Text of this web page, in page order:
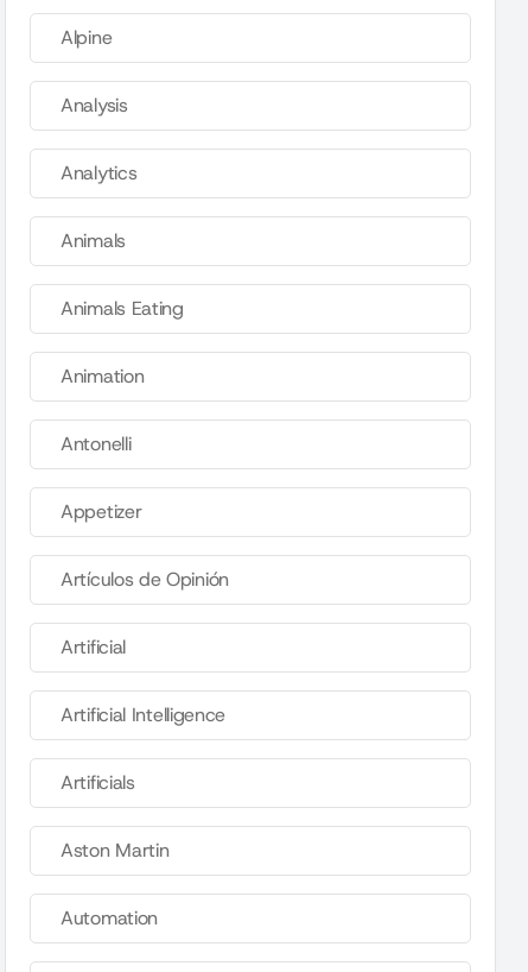
Alpine
Analysis
Analytics
Animals
Animals Eating
Animation
Antonelli
Appetizer
Artículos de Opinión
Artificial
Artificial Intelligence
Artificials
Aston Martin
Automation